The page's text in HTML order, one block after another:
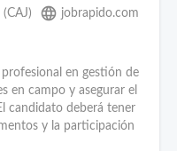
language jobrapido.com
en gestión de
en campo y asegurar el
candidato deberá tener
y la participación